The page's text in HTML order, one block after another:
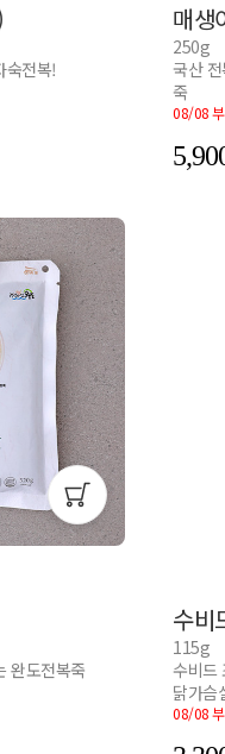
숙전복!
매생
250g
국산
죽
08/08
완도전복죽
수비
115g
수비드
닭가슴
08/08